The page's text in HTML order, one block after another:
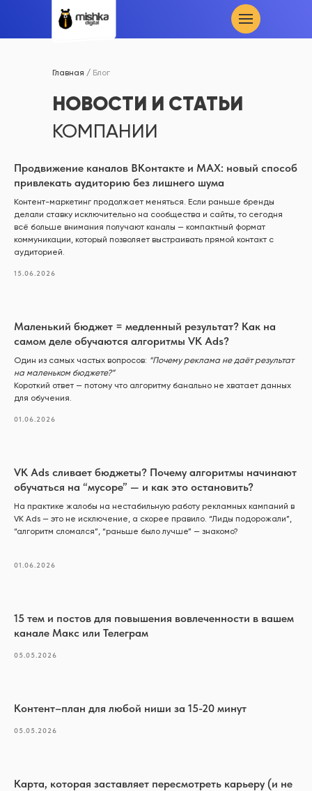
НОВОСТИ И СТАТЬИ
КОМПАНИИ
Блог
Главная /
Продвижение каналов ВКонтакте и MAX: новый способ
привлекать аудиторию без лишнего шума
Контент-маркетинг продолжает меняться. Если раньше бренды
делали ставку исключительно на сообщества и сайты, то сегодня
всё больше внимания получают каналы — компактный формат
коммуникации, который позволяет выстраивать прямой контакт с
аудиторией.
15.06.2026
Маленький бюджет = медленный результат? Как на
самом деле обучаются алгоритмы VK Ads?
Один из самых частых вопросов: “Почему реклама не даёт результат
на маленьком бюджете?”
Короткий ответ — потому что алгоритму банально не хватает данных
для обучения.
01.06.2026
VK Ads сливает бюджеты? Почему алгоритмы начинают
обучаться на “мусоре” — и как это остановить?
На практике жалобы на нестабильную работу рекламных кампаний в
VK Ads — это не исключение, а скорее правило. “Лиды подорожали”,
“алгоритм сломался”, “раньше было лучше” — знакомо?
01.06.2026
15 тем и постов для повышения вовлеченности в вашем
канале Макс или Телеграм
05.05.2026
Контент–план для любой ниши за 15-20 минут
05.05.2026
Карта, которая заставляет пересмотреть карьеру (и не